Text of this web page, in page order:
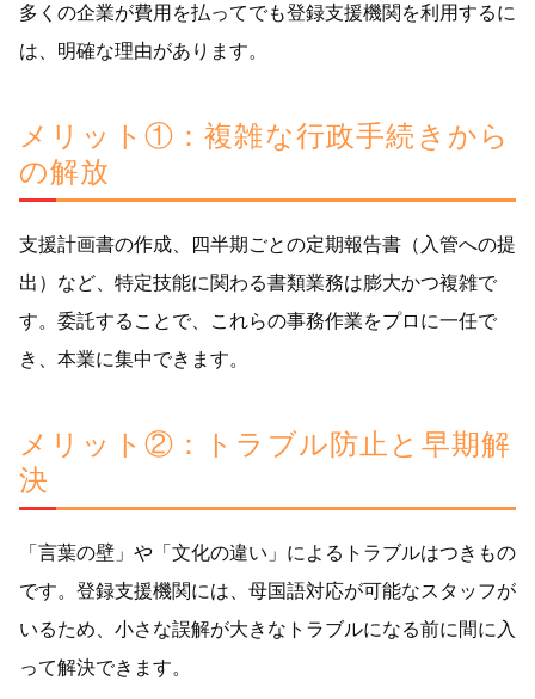
多くの企業が費用を払ってでも登録支援機関を利用するに
は、明確な理由があります。
メリット①：複雑な行政手続きから
の解放
支援計画書の作成、四半期ごとの定期報告書（入管への提
出）など、特定技能に関わる書類業務は膨大かつ複雑で
す。委託することで、これらの事務作業をプロに一任で
き、本業に集中できます。
メリット②：トラブル防止と早期解
決
「言葉の壁」や「文化の違い」によるトラブルはつきもの
です。登録支援機関には、母国語対応が可能なスタッフが
いるため、小さな誤解が大きなトラブルになる前に間に入
って解決できます。